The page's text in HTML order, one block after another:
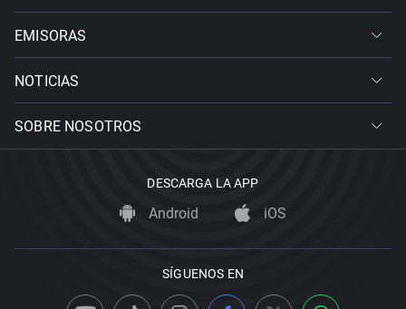
EMISORAS
NOTICIAS
SOBRE NOSOTROS
DESCARGA LA APP
Android iOS
SÍGUENOS EN